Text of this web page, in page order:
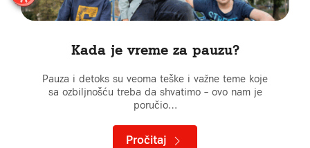
Kada je vreme za pauzu?
Pauza i detoks su veoma teške i važne teme koje
sa ozbiljnošću treba da shvatimo – ovo nam je
poručio…
Pročitaj